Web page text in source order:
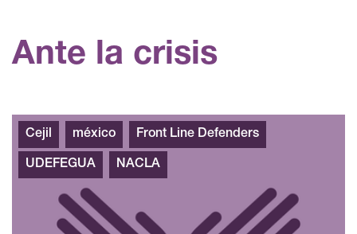
Ante la crisis
Cejil méxico Front Line Defenders
UDEFEGUA NACLA